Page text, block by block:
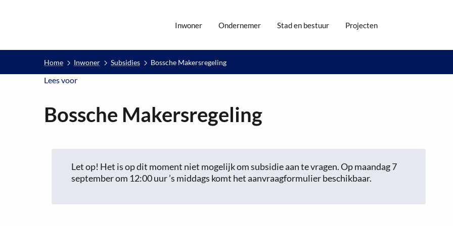
Inwoner Ondernemer Stad en bestuur Projecten
Home Inwoner Subsidies Bossche Makersregeling
Lees voorLees voor
Bossche Makersregeling
Let op! Het is op dit moment niet mogelijk om subsidie aan te vragen. Op maandag 7
september om 12:00 uur ’s middags komt het aanvraagformulier beschikbaar.